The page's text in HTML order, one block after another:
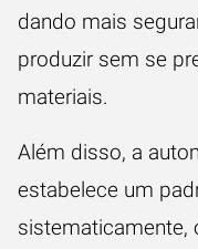
dando mais
produzir sem se
materiais.
Além disso, a
estabelece um
sistematicamente,